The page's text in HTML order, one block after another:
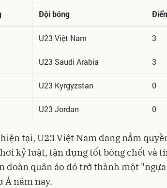
Đội bóng
U23 Việt Nam 3
U23 Saudi Arabia 3
U23 Kyrgyzstan 0
U23 Jordan 0
tại, U23 Việt Nam đang nắm
kỷ luật, tận dụng tốt bóng chết và
đoàn quân áo đỏ trở thành một
Á năm nay.